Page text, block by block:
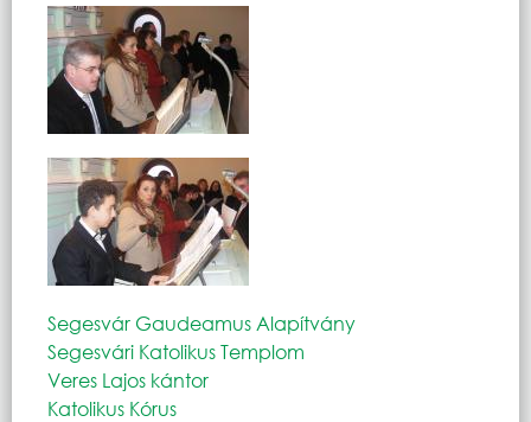
Segesvár Gaudeamus Alapítvány
Segesvári Katolikus Templom
Veres Lajos kántor
Katolikus Kórus